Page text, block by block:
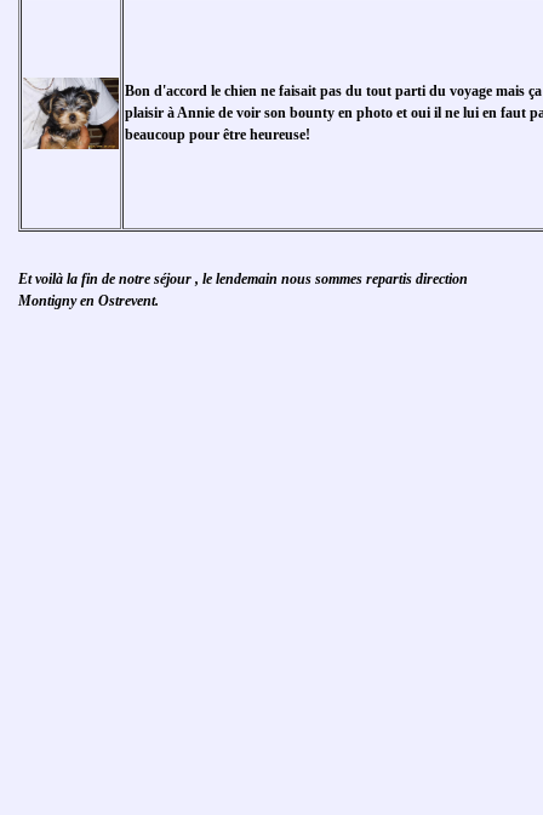
Bon d'accord le chien ne faisait pas du tout parti du voyage mais
plaisir à Annie de voir son bounty en photo et oui il ne lui en faut
beaucoup pour être heureuse!
Et voilà la fin de notre séjour , le lendemain nous sommes repartis direction
Montigny en Ostrevent.